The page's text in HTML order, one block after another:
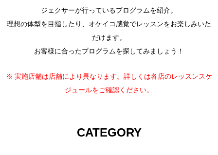
ジェクサーが行っているプログラムを紹介。
理想の体型を目指したり、オケイコ感覚でレッスンをお楽しみいた
だけます。
お客様に合ったプログラムを探してみましょう！
※ 実施店舗は店舗により異なります。詳しくは各店のレッスンスケ
ジュールをご確認ください。
CATEGORY